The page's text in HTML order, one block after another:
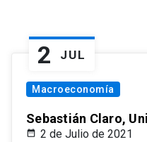
2 JUL
Macroeconomía
Sebastián Claro,
2 de Julio de 2021